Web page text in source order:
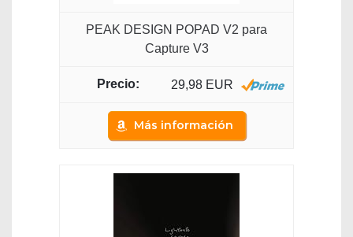
PEAK DESIGN POPAD V2 para
Capture V3
29,98 EUR
Más información